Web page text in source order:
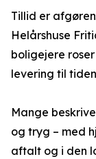
Tillid er
Helårshuse
boligejere
levering til
Mange
og tryg – med
aftalt og i den